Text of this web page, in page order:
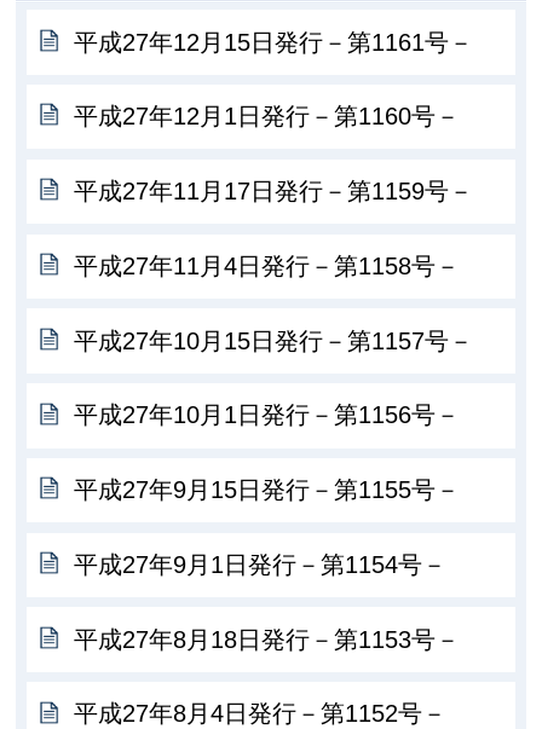
平成27年12月15日発行－第1161号－
平成27年12月1日発行－第1160号－
平成27年11月17日発行－第1159号－
平成27年11月4日発行－第1158号－
平成27年10月15日発行－第1157号－
平成27年10月1日発行－第1156号－
平成27年9月15日発行－第1155号－
平成27年9月1日発行－第1154号－
平成27年8月18日発行－第1153号－
平成27年8月4日発行－第1152号－